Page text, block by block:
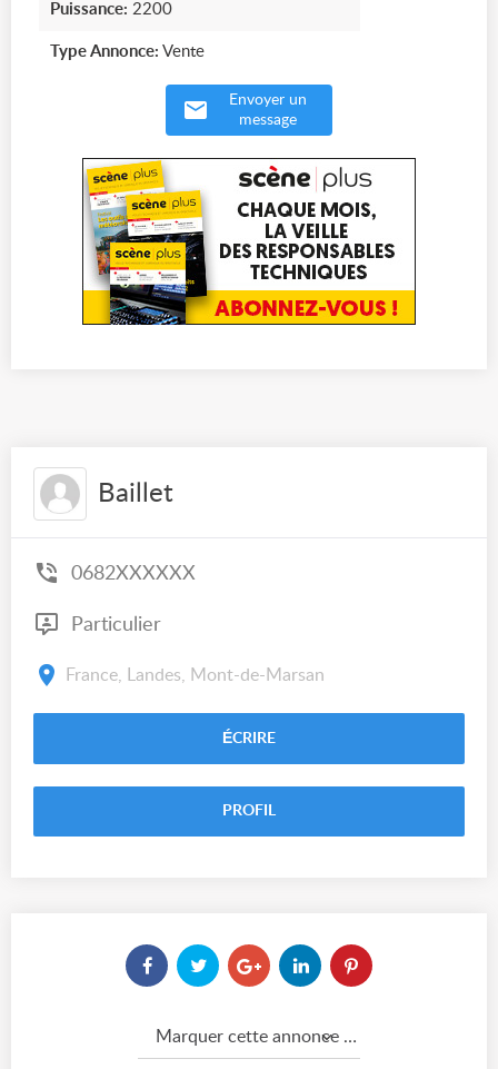
Puissance: 2200
Type Annonce: Vente
Envoyer un
message
Baillet
0682XXXXXX
Particulier
France, Landes, Mont-de-Marsan
ÉCRIRE
PROFIL
Marquer cette annonce comme...